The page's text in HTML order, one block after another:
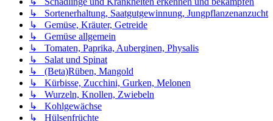
↳ Sortenerhaltung, Saatgutgewinnung, Jungpflanzenanzucht
↳ Gemüse, Kräuter, Getreide
↳ Gemüse allgemein
↳ Tomaten, Paprika, Auberginen, Physalis
↳ Salat und Spinat
↳ (Beta)Rüben, Mangold
↳ Kürbisse, Zucchini, Gurken, Melonen
↳ Wurzeln, Knollen, Zwiebeln
↳ Kohlgewächse
↳ Hülsenfrüchte